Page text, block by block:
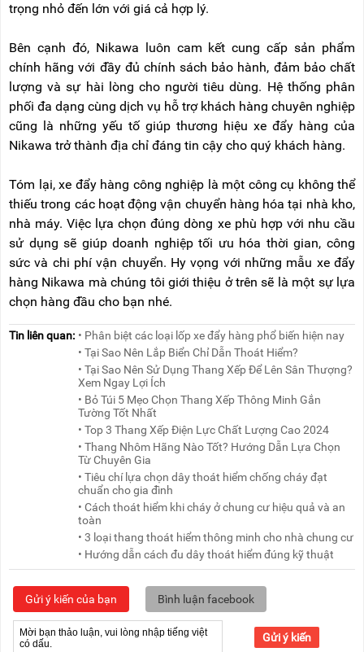
trọng nhỏ đến lớn với giá cả hợp lý.
Bên cạnh đó, Nikawa luôn cam kết cung cấp sản phẩm
chính hãng với đầy đủ chính sách bảo hành, đảm bảo chất
lượng và sự hài lòng cho người tiêu dùng. Hệ thống phân
phối đa dạng cùng dịch vụ hỗ trợ khách hàng chuyên nghiệp
cũng là những yếu tố giúp thương hiệu xe đẩy hàng của
Nikawa trở thành địa chỉ đáng tin cậy cho quý khách hàng.
Tóm lại, xe đẩy hàng công nghiệp là một công cụ không thể
thiếu trong các hoạt động vận chuyển hàng hóa tại nhà kho,
nhà máy. Việc lựa chọn đúng dòng xe phù hợp với nhu cầu
sử dụng sẽ giúp doanh nghiệp tối ưu hóa thời gian, công
sức và chi phí vận chuyển. Hy vọng với những mẫu xe đẩy
hàng Nikawa mà chúng tôi giới thiệu ở trên sẽ là một sự lựa
chọn hàng đầu cho bạn nhé.
Tin liên quan: • Phân biệt các loại lốp xe đẩy hàng phổ biến hiện nay
• Tại Sao Nên Lắp Biển Chỉ Dẫn Thoát Hiểm?
• Tại Sao Nên Sử Dụng Thang Xếp Để Lên Sân Thượng?
Xem Ngay Lợi Ích
• Bỏ Túi 5 Mẹo Chọn Thang Xếp Thông Minh Gắn
Tường Tốt Nhất
• Top 3 Thang Xếp Điện Lực Chất Lượng Cao 2024
• Thang Nhôm Hãng Nào Tốt? Hướng Dẫn Lựa Chọn
Từ Chuyên Gia
• Tiêu chí lựa chọn dây thoát hiểm chống cháy đạt
chuẩn cho gia đình
• Cách thoát hiểm khi cháy ở chung cư hiệu quả và an
toàn
• 3 loại thang thoát hiểm thông minh cho nhà chung cư
• Hướng dẫn cách đu dây thoát hiểm đúng kỹ thuật
Gửi ý kiến của bạn Bình luận facebook
Gửi ý kiến